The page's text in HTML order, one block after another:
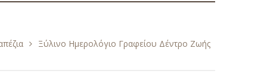
Ξύλινο Ημερολόγιο Γραφείου Δέντρο Ζωής